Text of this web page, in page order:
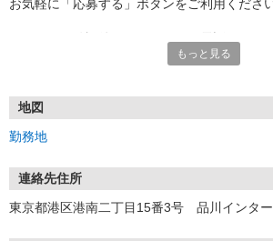
お気軽に「応募する」ボタンをご利用ください
お電話の際は「イーアイデムを見た」と伝え
もっと見る
地図
勤務地
連絡先住所
東京都港区港南二丁目15番3号 品川インタ